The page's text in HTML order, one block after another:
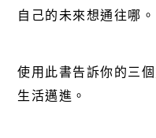
自己的未來想通往哪。
使用此書告訴你的三
生活邁進。